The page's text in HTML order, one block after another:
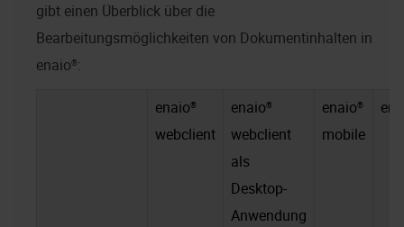
gibt einen Überblick über die
Bearbeitungsmöglichkeiten von Dokumentinhalten in
enaio®:
enaio®
webclient
enaio®
webclient
als
Desktop-
Anwendung
enaio®
mobile